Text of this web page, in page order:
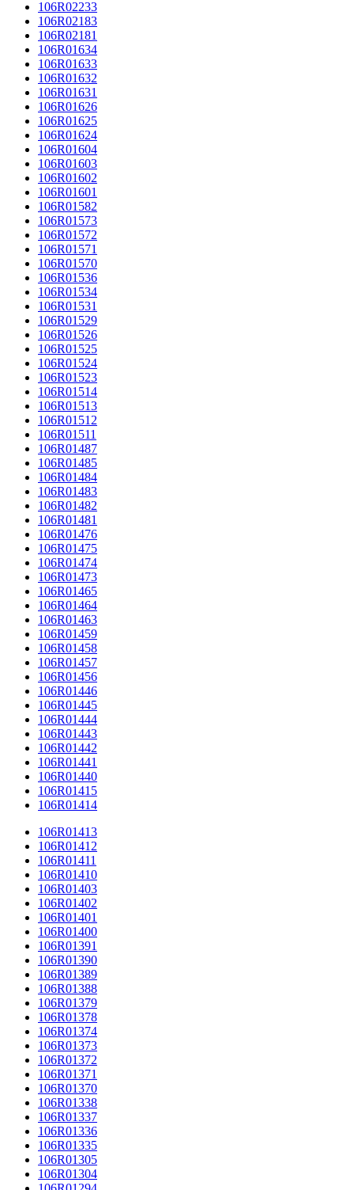
106R02233
106R02183
106R02181
106R01634
106R01633
106R01632
106R01631
106R01626
106R01625
106R01624
106R01604
106R01603
106R01602
106R01601
106R01582
106R01573
106R01572
106R01571
106R01570
106R01536
106R01534
106R01531
106R01529
106R01526
106R01525
106R01524
106R01523
106R01514
106R01513
106R01512
106R01511
106R01487
106R01485
106R01484
106R01483
106R01482
106R01481
106R01476
106R01475
106R01474
106R01473
106R01465
106R01464
106R01463
106R01459
106R01458
106R01457
106R01456
106R01446
106R01445
106R01444
106R01443
106R01442
106R01441
106R01440
106R01415
106R01414
106R01413
106R01412
106R01411
106R01410
106R01403
106R01402
106R01401
106R01400
106R01391
106R01390
106R01389
106R01388
106R01379
106R01378
106R01374
106R01373
106R01372
106R01371
106R01370
106R01338
106R01337
106R01336
106R01335
106R01305
106R01304